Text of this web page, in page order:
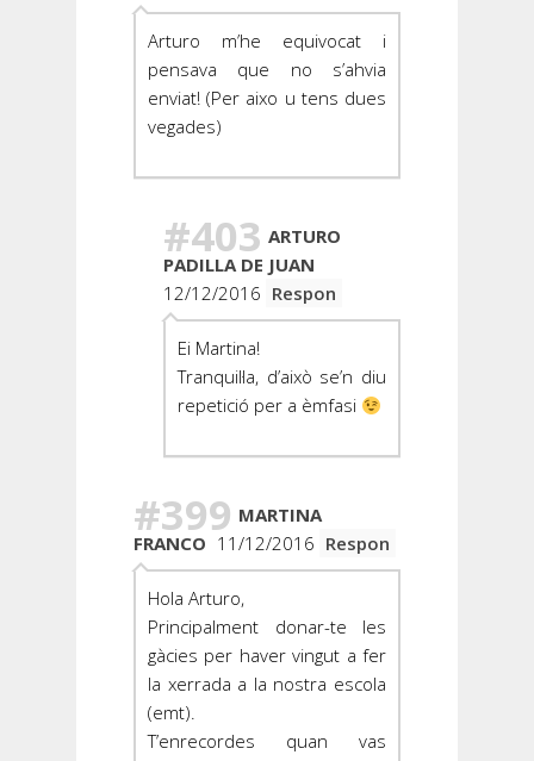
Arturo m’he equivocat i
pensava que no s’ahvia
enviat! (Per aixo u tens dues
vegades)
#403 ARTURO
PADILLA DE JUAN
12/12/2016 Respon
Ei Martina!
Tranquil·la, d’això se’n diu
repetició per a èmfasi
#399 MARTINA
FRANCO 11/12/2016 Respon
Hola Arturo,
Principalment donar-te les
gàcies per haver vingut a fer
la xerrada a la nostra escola
(emt).
T’enrecordes quan vas